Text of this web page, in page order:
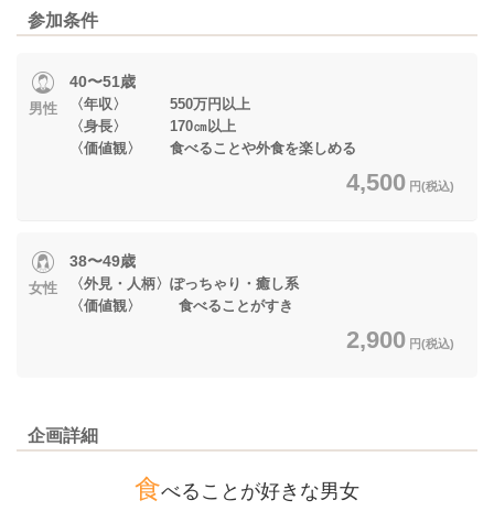
参加条件
男性
40〜51歳
〈年収〉 550万円以上
〈身長〉 170㎝以上
〈価値観〉 食べることや外食を楽しめる
4,500 円(税込)
女性
38〜49歳
〈外見・人柄〉ぽっちゃり・癒し系
〈価値観〉 食べることがすき
2,900 円(税込)
企画詳細
食べることが好きな男女